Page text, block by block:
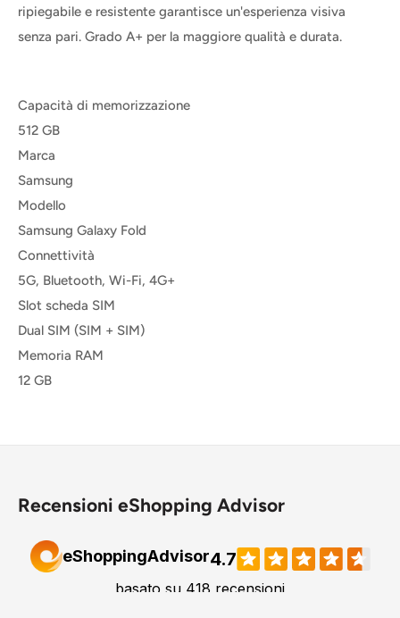
ripiegabile e resistente garantisce un'esperienza visiva
senza pari. Grado A+ per la maggiore qualità e durata.
Capacità di memorizzazione
512 GB
Marca
Samsung
Modello
Samsung Galaxy Fold
Connettività
5G, Bluetooth, Wi-Fi, 4G+
Slot scheda SIM
Dual SIM (SIM + SIM)
Memoria RAM
12 GB
Recensioni eShopping Advisor